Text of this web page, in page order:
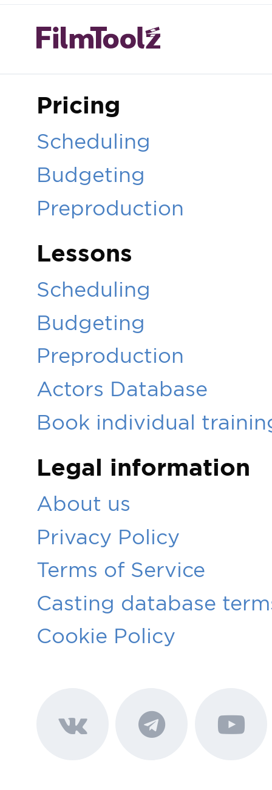
Pricing
Scheduling
Budgeting
Preproduction
Lessons
Scheduling
Budgeting
Preproduction
Actors Database
Book individual
Legal information
About us
Privacy Policy
Terms of Service
Casting database
Cookie Policy